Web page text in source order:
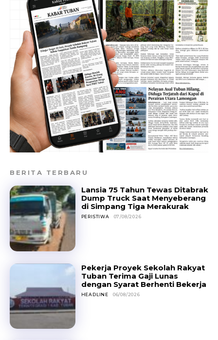
BERITA TERBARU
Lansia 75 Tahun Tewas Ditabrak
Dump Truck Saat Menyeberang
di Simpang Tiga Merakurak
PERISTIWA 07/08/2026
Pekerja Proyek Sekolah Rakyat
Tuban Terima Gaji Lunas
dengan Syarat Berhenti Bekerja
HEADLINE 06/08/2026